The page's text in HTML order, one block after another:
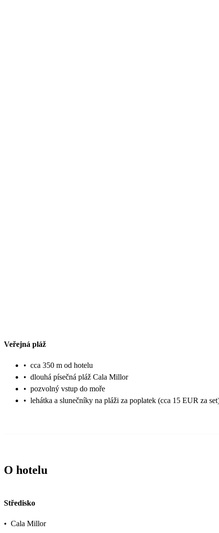
Veřejná pláž
• cca 350 m od hotelu
• dlouhá písečná pláž Cala Millor
• pozvolný vstup do moře
• lehátka a slunečníky na pláži za poplatek (cca 15 EUR za
O hotelu
Středisko
• Cala Millor